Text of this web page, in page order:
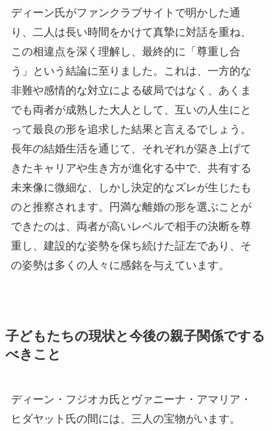
ディーン氏がファンクラブサイトで明かした通
り、二人は長い時間をかけて真摯に対話を重ね、
この相違点を深く理解し、最終的に「尊重し合
う」という結論に至りました。これは、一方的な
非難や感情的な対立による破局ではなく、あくま
でも両者が成熟した大人として、互いの人生にと
って最良の形を追求した結果と言えるでしょう。
長年の結婚生活を通じて、それぞれが築き上げて
きたキャリアや生き方が進化する中で、共有する
未来像に微細な、しかし決定的なズレが生じたも
のと推察されます。円満な離婚の形を選ぶことが
できたのは、両者が高いレベルで相手の決断を尊
重し、建設的な姿勢を保ち続けた証左であり、そ
の姿勢は多くの人々に感銘を与えています。
子どもたちの現状と今後の親子関係でする
べきこと
ディーン・フジオカ氏とヴァニーナ・アマリア・
ヒダヤット氏の間には、三人の宝物がいます。